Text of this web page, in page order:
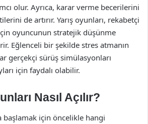
olur. Ayrıca, karar verme becerilerini
de artırır. Yarış oyunları, rekabetçi
oyuncunun stratejik düşünme
Eğlenceli bir şekilde stres atmanın
gerçekçi sürüş simülasyonları
için faydalı olabilir.
Nasıl Açılır?
başlamak için öncelikle hangi